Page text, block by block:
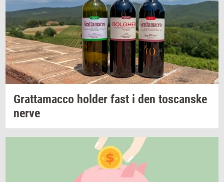
Grat­ta­mac­co hol­der fast i den toscan­ske
nerve